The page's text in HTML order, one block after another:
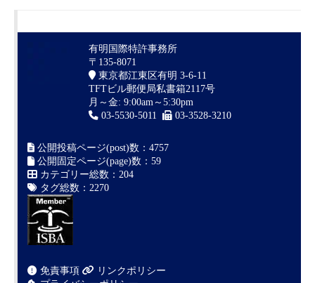
有明国際特許事務所
〒135-8071
東京都江東区有明 3-6-11
TFTビル郵便局私書箱2117号
月～金: 9:00am～5:30pm
03-5530-5011
03-3528-3210
公開投稿ページ(post)数：4757
公開固定ページ(page)数：59
カテゴリー総数：204
タグ総数：2270
免責事項
リンクポリシー